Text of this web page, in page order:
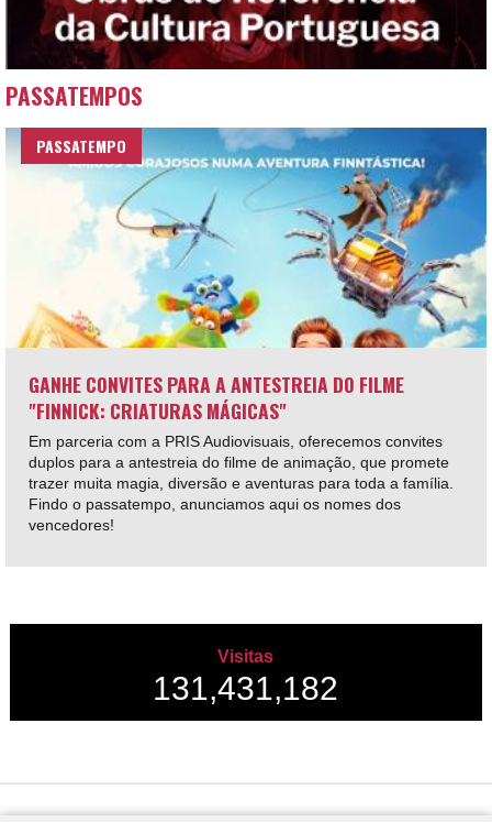
PASSATEMPOS
PASSATEMPO
GANHE CONVITES PARA A ANTESTREIA DO FILME
"FINNICK: CRIATURAS MÁGICAS"
Em parceria com a PRIS Audiovisuais, oferecemos convites
duplos para a antestreia do filme de animação, que promete
trazer muita magia, diversão e aventuras para toda a família.
Findo o passatempo, anunciamos aqui os nomes dos
vencedores!
Visitas
131,431,182